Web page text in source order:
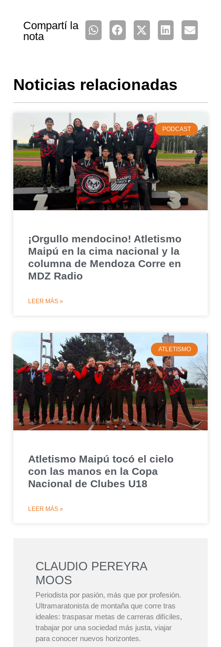
Compartí la
nota
Noticias relacionadas
PODCAST
¡Orgullo mendocino! Atletismo
Maipú en la cima nacional y la
columna de Mendoza Corre en
MDZ Radio
LEER MÁS »
ATLETISMO
Atletismo Maipú tocó el cielo
con las manos en la Copa
Nacional de Clubes U18
LEER MÁS »
CLAUDIO PEREYRA
MOOS
Periodista por pasión, más que por profesión.
Ultramaratonista de montaña que corre tras
ideales: traspasar metas de carreras difíciles,
trabajar por una sociedad más justa, viajar
para conocer nuevos horizontes.